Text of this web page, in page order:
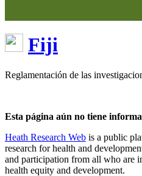
Fiji
Reglamentación de las
Esta página aún no tiene
Heath Research Web is a public
research for health and
and participation from all who are
health equity and development.